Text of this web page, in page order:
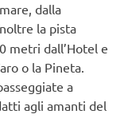
dalla
la pista
metri dall’Hotel e
o la Pineta.
a
agli amanti del